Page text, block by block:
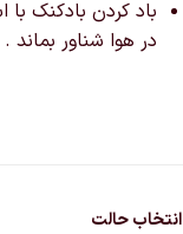
باد کردن بادکنک با
در هوا شناور
انتخاب حالت